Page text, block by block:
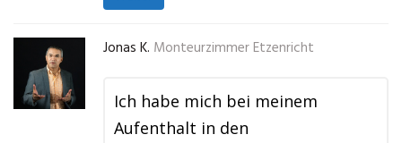
Jonas K. Monteurzimmer Etzenricht
Ich habe mich bei meinem
Aufenthalt in den